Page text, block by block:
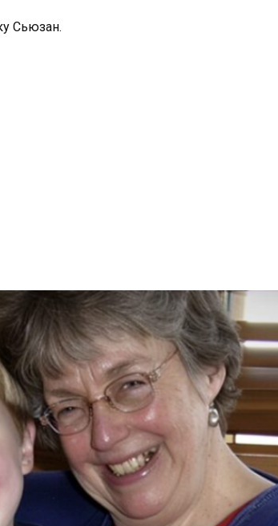
Сьюзан.